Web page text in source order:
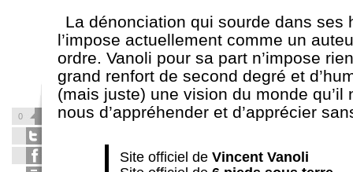
0
La dénonciation qui sourde dans ses
l’impose actuellement comme un
ordre. Vanoli pour sa part n’impose
grand renfort de second degré et
(mais juste) une vision du monde qu’il
nous d’appréhender et d’apprécier
Site officiel de Vincent Vanoli